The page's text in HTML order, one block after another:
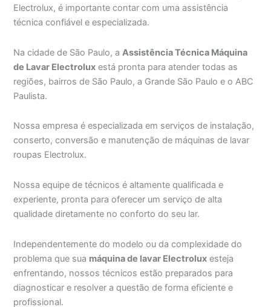
Electrolux, é importante contar com uma assistência
técnica confiável e especializada.
Na cidade de São Paulo, aAssistência Técnica Máquina
de Lavar Electrolux está pronta para atender todas as
regiões, bairros de São Paulo, a Grande São Paulo e o ABC
Paulista.
Nossa empresa é especializada em serviços de instalação,
conserto, conversão e manutenção de máquinas de lavar
roupas Electrolux.
Nossa equipe de técnicos é altamente qualificada e
experiente, pronta para oferecer um serviço de alta
qualidade diretamente no conforto do seu lar.
Independentemente do modelo ou da complexidade do
problema que sua máquina de lavar Electrolux esteja
enfrentando, nossos técnicos estão preparados para
diagnosticar e resolver a questão de forma eficiente e
profissional.